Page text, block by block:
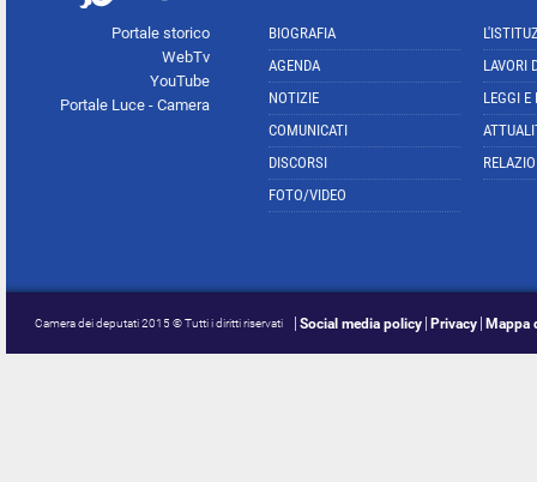
Portale storico
WebTv
YouTube
Portale Luce - Camera
BIOGRAFIA
AGENDA
NOTIZIE
COMUNICATI
DISCORSI
FOTO/VIDEO
LAVORI
LEGGI E
Camera dei deputati 2015 © Tutti i diritti riservati Social media policy Privacy Mappa